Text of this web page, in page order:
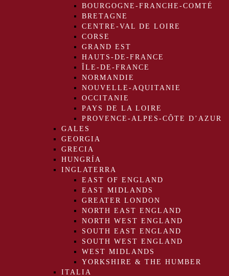
BOURGOGNE-FRANCHE-COMTÉ
BRETAGNE
CENTRE-VAL DE LOIRE
CORSE
GRAND EST
HAUTS-DE-FRANCE
ÎLE-DE-FRANCE
NORMANDIE
NOUVELLE-AQUITANIE
OCCITANIE
PAYS DE LA LOIRE
PROVENCE-ALPES-CÔTE D’AZUR
GALES
GEORGIA
GRECIA
HUNGRÍA
INGLATERRA
EAST OF ENGLAND
EAST MIDLANDS
GREATER LONDON
NORTH EAST ENGLAND
NORTH WEST ENGLAND
SOUTH EAST ENGLAND
SOUTH WEST ENGLAND
WEST MIDLANDS
YORKSHIRE & THE HUMBER
ITALIA